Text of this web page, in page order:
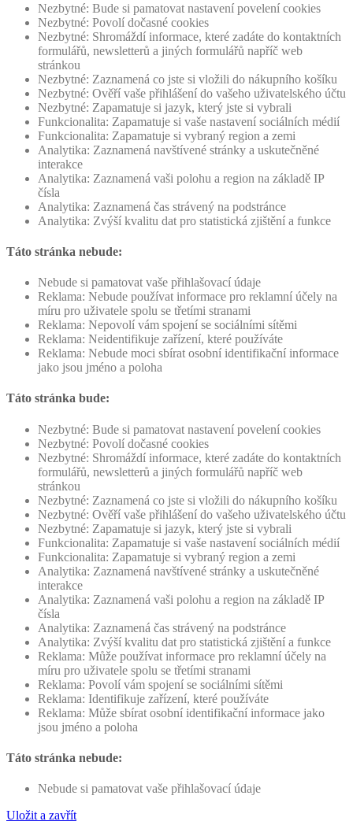
Nezbytné: Bude si pamatovat nastavení povelení cookies
Nezbytné: Povolí dočasné cookies
Nezbytné: Shromáždí informace, které zadáte do kontaktních
formulářů, newsletterů a jiných formulářů napříč web
stránkou
Nezbytné: Zaznamená co jste si vložili do nákupního košíku
Nezbytné: Ověří vaše přihlášení do vašeho uživatelského účtu
Nezbytné: Zapamatuje si jazyk, který jste si vybrali
Funkcionalita: Zapamatuje si vaše nastavení sociálních médií
Funkcionalita: Zapamatuje si vybraný region a zemi
Analytika: Zaznamená navštívené stránky a uskutečněné
interakce
Analytika: Zaznamená vaši polohu a region na základě IP
čísla
Analytika: Zaznamená čas strávený na podstránce
Analytika: Zvýší kvalitu dat pro statistická zjištění a funkce
Táto stránka nebude:
Nebude si pamatovat vaše přihlašovací údaje
Reklama: Nebude používat informace pro reklamní účely na
míru pro uživatele spolu se třetími stranami
Reklama: Nepovolí vám spojení se sociálními sítěmi
Reklama: Neidentifikuje zařízení, které používáte
Reklama: Nebude moci sbírat osobní identifikační informace
jako jsou jméno a poloha
Táto stránka bude:
Nezbytné: Bude si pamatovat nastavení povelení cookies
Nezbytné: Povolí dočasné cookies
Nezbytné: Shromáždí informace, které zadáte do kontaktních
formulářů, newsletterů a jiných formulářů napříč web
stránkou
Nezbytné: Zaznamená co jste si vložili do nákupního košíku
Nezbytné: Ověří vaše přihlášení do vašeho uživatelského účtu
Nezbytné: Zapamatuje si jazyk, který jste si vybrali
Funkcionalita: Zapamatuje si vaše nastavení sociálních médií
Funkcionalita: Zapamatuje si vybraný region a zemi
Analytika: Zaznamená navštívené stránky a uskutečněné
interakce
Analytika: Zaznamená vaši polohu a region na základě IP
čísla
Analytika: Zaznamená čas strávený na podstránce
Analytika: Zvýší kvalitu dat pro statistická zjištění a funkce
Reklama: Může používat informace pro reklamní účely na
míru pro uživatele spolu se třetími stranami
Reklama: Povolí vám spojení se sociálními sítěmi
Reklama: Identifikuje zařízení, které používáte
Reklama: Může sbírat osobní identifikační informace jako
jsou jméno a poloha
Táto stránka nebude:
Nebude si pamatovat vaše přihlašovací údaje
Uložit a zavřít